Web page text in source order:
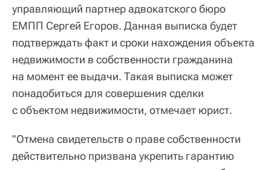
управляющий партнер адвокатского бюро
ЕМПП Сергей Егоров. Данная выписка будет
подтверждать факт и сроки нахождения объекта
недвижимости в собственности гражданина
на момент ее выдачи. Такая выписка может
понадобиться для совершения сделки
с объектом недвижимости, отмечает юрист.
"Отмена свидетельств о праве собственности
действительно призвана укрепить гарантию